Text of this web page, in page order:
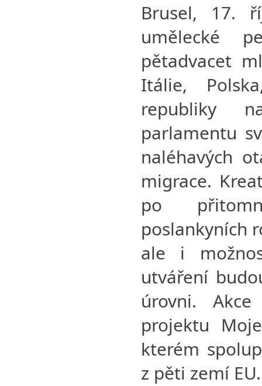
Brusel, 17.
umělecké
pětadvacet
Itálie,
republiky
parlamentu
naléhavých
migrace.
po
poslankyních
ale i
utváření
úrovni.
projektu
kterém
z pěti zemí EU.